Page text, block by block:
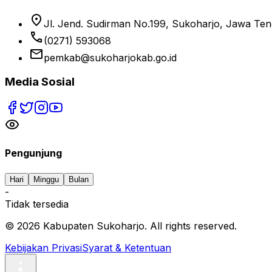
location_on Jl. Jend. Sudirman No.199, Sukoharjo, Jawa
phone (0271) 593068
emailpemkab@sukoharjokab.go.id
Media Sosial
Pengunjung
Hari Minggu Bulan
-
Tidak tersedia
© 2026 Kabupaten Sukoharjo. All rights reserved.
Kebijakan PrivasiSyarat & Ketentuan